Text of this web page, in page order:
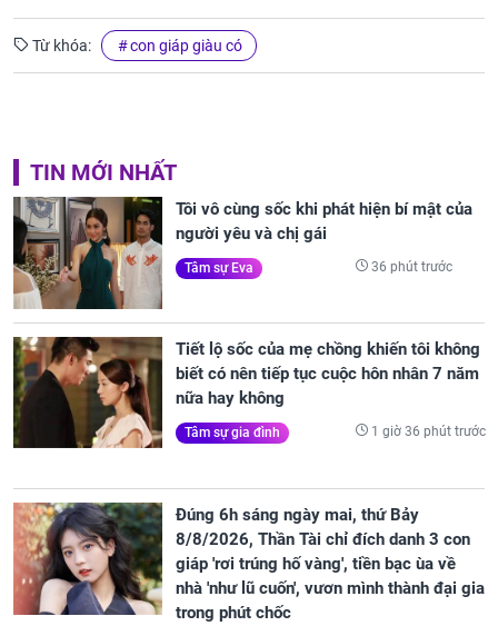
Từ khóa: con giáp giàu có
TIN MỚI NHẤT
Tôi vô cùng sốc khi phát hiện bí mật của
người yêu và chị gái
Tâm sự Eva 36 phút trước
Tiết lộ sốc của mẹ chồng khiến tôi không
biết có nên tiếp tục cuộc hôn nhân 7 năm
nữa hay không
Tâm sự gia đình 1 giờ 36 phút trước
Đúng 6h sáng ngày mai, thứ Bảy
8/8/2026, Thần Tài chỉ đích danh 3 con
giáp 'rơi trúng hố vàng', tiền bạc ùa về
nhà 'như lũ cuốn', vươn mình thành đại gia
trong phút chốc